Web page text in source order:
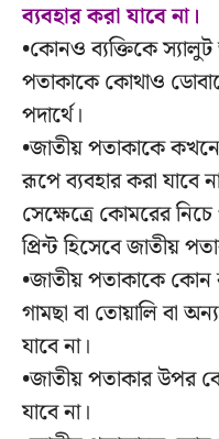
ব্যবহার করা যাবে না।
•কোনও ব্যক্তিকে
পতাকাকে কোথাও
পদার্থে।
•জাতীয় পতাকাকে
রূপে ব্যবহার করা যাবে
সেক্ষেত্রে কোমরের
প্রিন্ট হিসেবে জাতীয়
•জাতীয় পতাকাকে কোন
গামছা বা তোয়ালি বা
যাবে না।
•জাতীয় পতাকার উপর
যাবে না।